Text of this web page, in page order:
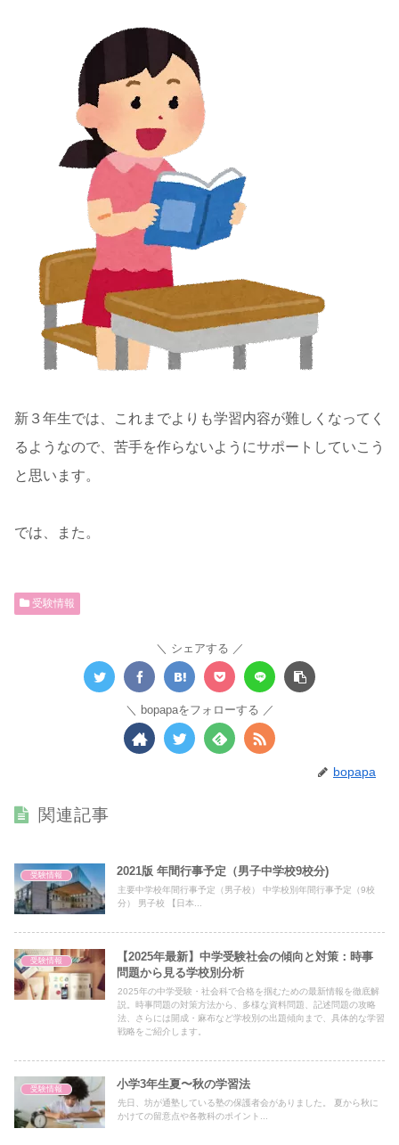
新３年生では、これまでよりも学習内容が難しくなってく
るようなので、苦手を作らないようにサポートしていこう
と思います。
では、また。
受験情報
シェアする
bopapaをフォローする
bopapa
関連記事
受験情報 2021版 年間行事予定（男子中学校9校分)
主要中学校年間行事予定（男子校） 中学校別年間行事予定（9校
分） 男子校 【日本...
受験情報
【2025年最新】中学受験社会の傾向と対策：時事
問題から見る学校別分析
2025年の中学受験・社会科で合格を掴むための最新情報を徹底解
説。時事問題の対策方法から、多様な資料問題、記述問題の攻略
法、さらには開成・麻布など学校別の出題傾向まで、具体的な学習
戦略をご紹介します。
受験情報 小学3年生夏〜秋の学習法
先日、坊が通塾している塾の保護者会がありました。 夏から秋に
かけての留意点や各教科のポイント...